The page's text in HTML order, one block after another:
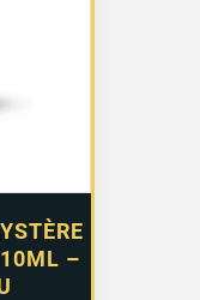
–